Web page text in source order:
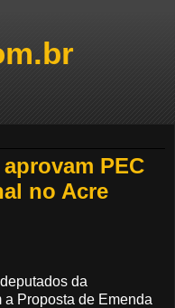
PEC
no Acre
da
Proposta de Emenda